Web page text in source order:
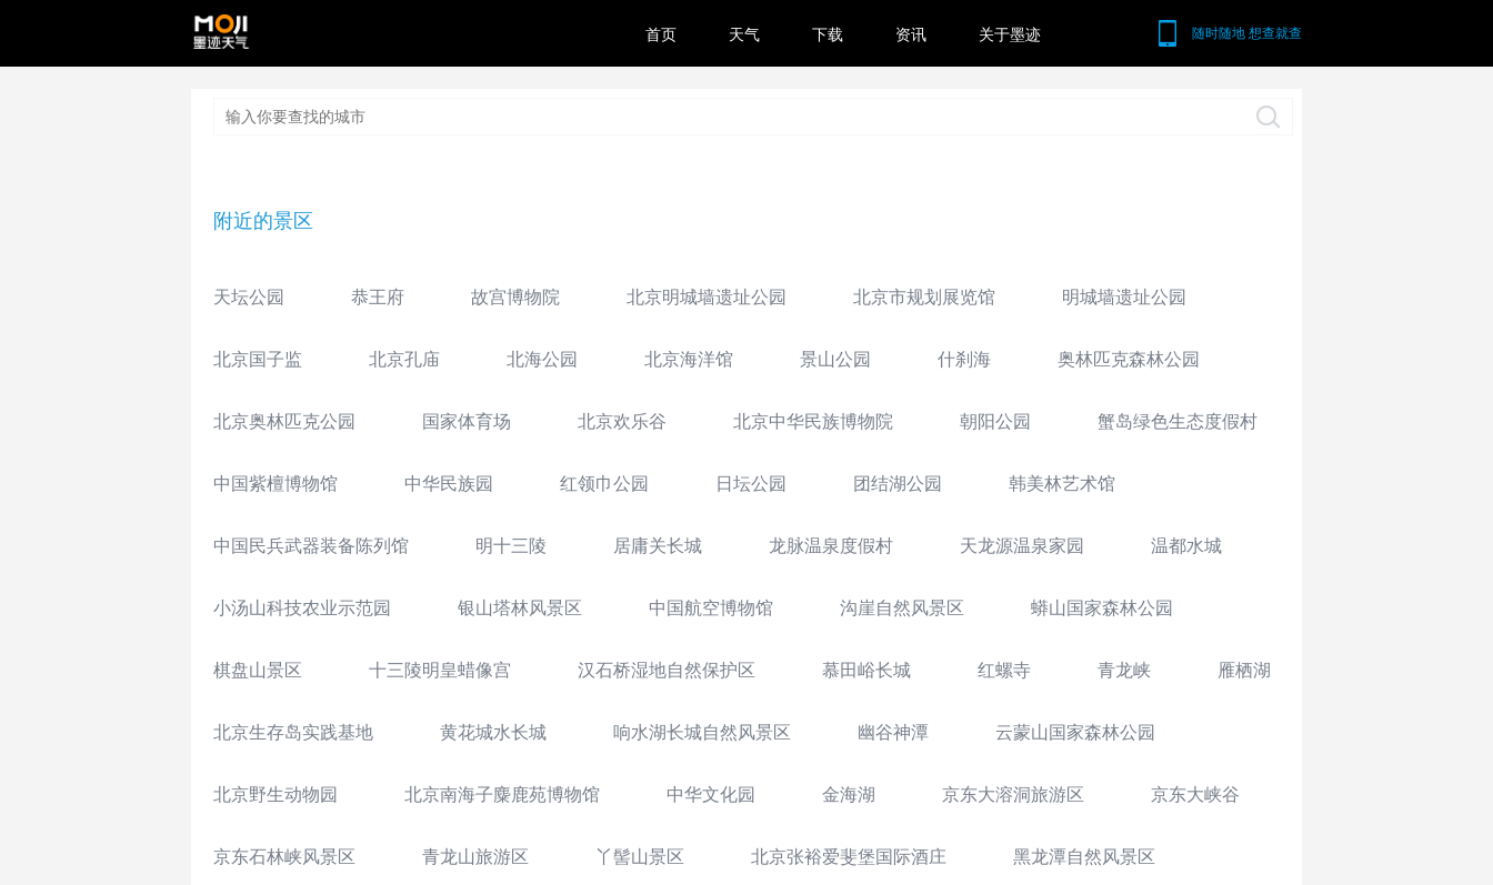
随时随地 想查就查
首页 天气 下载 资讯 关于墨迹
附近的景区
天坛公园 恭王府 故宫博物院 北京明城墙遗址公园 北京市规划展览馆 明城墙遗址公园
北京国子监 北京孔庙 北海公园 北京海洋馆 景山公园 什刹海 奥林匹克森林公园
北京奥林匹克公园 国家体育场 北京欢乐谷 北京中华民族博物院 朝阳公园 蟹岛绿色生态度假村
中国紫檀博物馆 中华民族园 红领巾公园 日坛公园 团结湖公园 韩美林艺术馆
中国民兵武器装备陈列馆 明十三陵 居庸关长城 龙脉温泉度假村 天龙源温泉家园 温都水城
小汤山科技农业示范园 银山塔林风景区 中国航空博物馆 沟崖自然风景区 蟒山国家森林公园
棋盘山景区 十三陵明皇蜡像宫 汉石桥湿地自然保护区 慕田峪长城 红螺寺 青龙峡 雁栖湖
北京生存岛实践基地 黄花城水长城 响水湖长城自然风景区 幽谷神潭 云蒙山国家森林公园
北京野生动物园 北京南海子麋鹿苑博物馆 中华文化园 金海湖 京东大溶洞旅游区 京东大峡谷
京东石林峡风景区 青龙山旅游区 丫髻山景区 北京张裕爱斐堡国际酒庄 黑龙潭自然风景区